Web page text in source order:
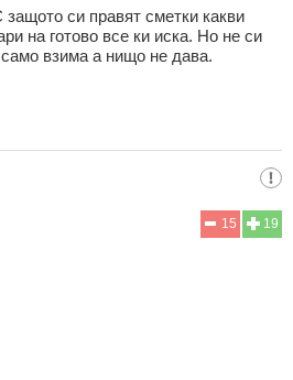
си правят сметки какви
на готово все ки иска. Но не си
взима а нищо не дава.
19
15